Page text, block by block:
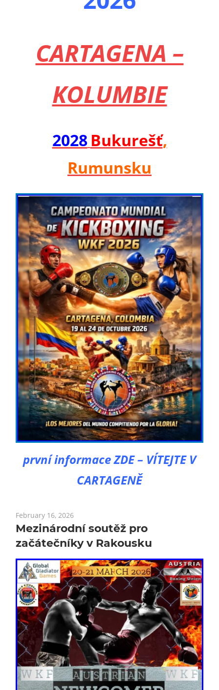
CARTAGENA –
KOLUMBIE
2028Bukurešť,
Rumunsku
první informace ZDE – VÍTEJTE V
CARTAGENĚ
February 16, 2026
Mezinárodní soutěž pro
začátečníky v Rakousku